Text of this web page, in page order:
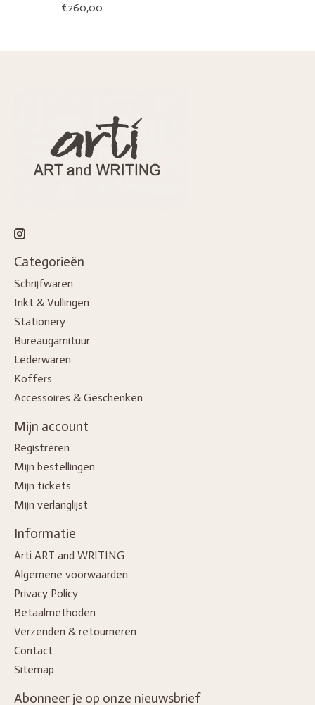
€260,00
Categorieën
Schrijfwaren
Inkt & Vullingen
Stationery
Bureaugarnituur
Lederwaren
Koffers
Accessoires & Geschenken
Mijn account
Registreren
Mijn bestellingen
Mijn tickets
Mijn verlanglijst
Informatie
Arti ART and WRITING
Algemene voorwaarden
Privacy Policy
Betaalmethoden
Verzenden & retourneren
Contact
Sitemap
Abonneer je op onze nieuwsbrief